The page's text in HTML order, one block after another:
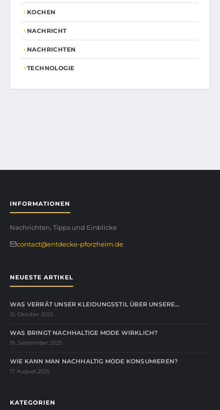
KOCHEN
NACHRICHT
NACHRICHTEN
TECHNOLOGIE
INFORMATIONEN
Nachrichten, Tipps und Einblicke
contact@entdecke-pforzheim.de
NEUESTE ARTIKEL
WAS VERRÄT UNSER KLEIDUNGSSTIL ÜBER UNSERE…
15. Oktober 2025
WAS BRINGT NACHHALTIGE MODE WIRKLICH?
19. September 2025
WIE KANN MAN NACHHALTIG MODE KONSUMIEREN?
17. August 2025
KATEGORIEN